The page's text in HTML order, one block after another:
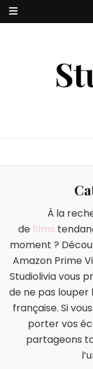
À la
de films
moment ?
Amazon Prime
Studiolivia vous
de ne pas
française. Si
porter vos
partageons